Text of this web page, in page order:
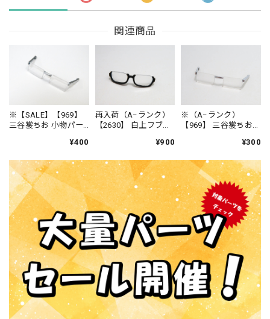
関連商品
※【SALE】【969】
三谷裳ちお 小物パー
¥400
再入荷（A−ランク）
【2630】 白上フブキ
ツ メガネ ねんどろ
¥900
※（A−ランク）
【969】 三谷裳ちお
（普通） ねんどろ
¥300